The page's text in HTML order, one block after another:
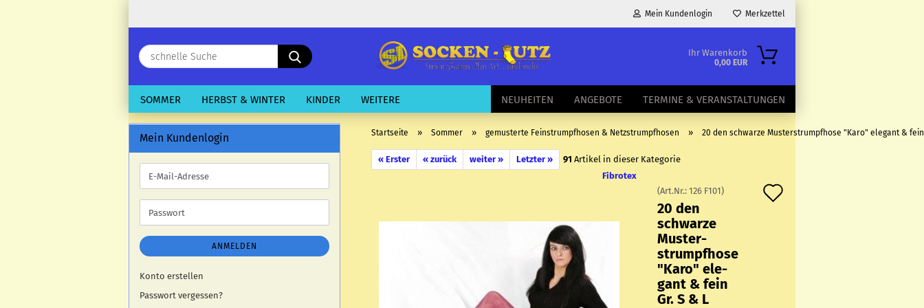
Mein Kundenlogin
Passwort
Passwort vergessen?
Merkzettel
schnelle
Suche
Ihr Warenkorb
0,00 EUR
SOMMER HERBST & WINTER KINDER NEUHEITEN ANGEBOTE TERMINE & VERANSTALTUNGEN
WEITERE
Startseite » Sommer » gemusterte Feinstrumpfhosen & Netzstrumpfhosen » 20 den schwarze Musterstrumpfhose "Karo" elegant & fein
« Erster « zurück weiter » Letzter » 91 Artikel in dieser Kategorie
Fibrotex
(Art.Nr.:126 F101)
20 den
schwar­ze
Mus­ter­
strumpf­ho­se
"Karo" ele­
gant & fein
Gr. S & L
Mein Kundenlogin
E-
Mail-
Adresse
Passwort
ANMELDEN
Konto erstellen
Passwort vergessen?